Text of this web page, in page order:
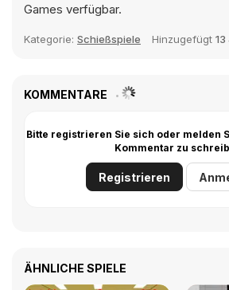
Games verfügbar.
Kategorie: Schießspiele Hinzugefügt
KOMMENTARE
Bitte registrieren Sie sich oder melden
Kommentar zu
Registrieren
ÄHNLICHE SPIELE